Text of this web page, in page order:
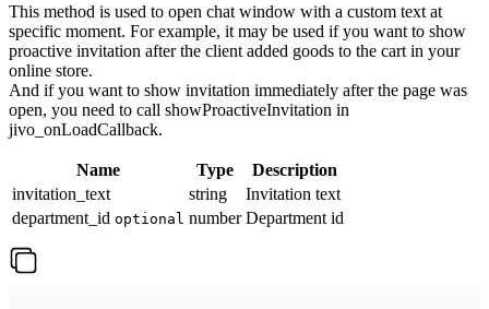
This method is used to open chat window with a custom text at
specific moment. For example, it may be used if you want to show
proactive invitation after the client added goods to the cart in your
online store.
And if you want to show invitation immediately after the page was
open, you need to call showProactiveInvitation in
jivo_onLoadCallback.
Name Type
Description
invitation_text
string
Invitation text
department_id optional number Department id